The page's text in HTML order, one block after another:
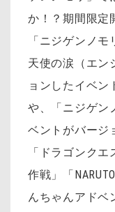
か！？期間限定
「 ニジゲンノモ
天使の涙（エン
ョンしたイベン
や、
「ニジゲ
ベントがバージ
「ドラゴンク
作戦」「
んちゃんアドベ